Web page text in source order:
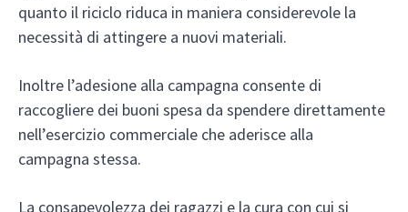
quanto il riciclo riduca in maniera considerevole la
necessità di attingere a nuovi materiali.
Inoltre l’adesione alla campagna consente di
raccogliere dei buoni spesa da spendere direttamente
nell’esercizio commerciale che aderisce alla
campagna stessa.
La consapevolezza dei ragazzi e la cura con cui si